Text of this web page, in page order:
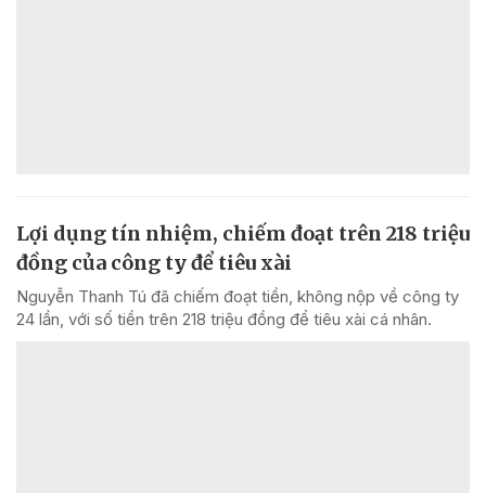
Lợi dụng tín nhiệm, chiếm đoạt trên 218 triệu
đồng của công ty để tiêu xài
Nguyễn Thanh Tú đã chiếm đoạt tiền, không nộp về công ty
24 lần, với số tiền trên 218 triệu đồng để tiêu xài cá nhân.